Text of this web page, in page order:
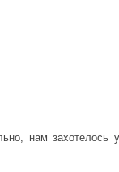
нам захотелось